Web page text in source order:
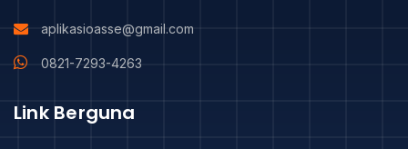
aplikasioasse@gmail.com
0821-7293-4263
Link Berguna